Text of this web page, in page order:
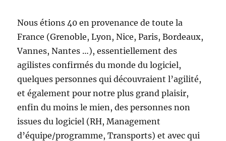
Nous étions 40 en provenance de toute la
France (Grenoble, Lyon, Nice, Paris, Bordeaux,
Vannes, Nantes …), essentiellement des
agilistes confirmés du monde du logiciel,
quelques personnes qui découvraient l’agilité,
et également pour notre plus grand plaisir,
enfin du moins le mien, des personnes non
issues du logiciel (RH, Management
d’équipe/programme, Transports) et avec qui